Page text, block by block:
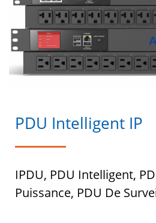
PDU Intelligent IP
IPDU, PDU Intelligent,
Puissance, PDU De